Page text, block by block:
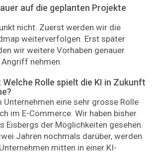
auf die geplanten Projekte
nicht. Zuerst werden wir die
weiterverfolgen. Erst später
wir weitere Vorhaben genauer
nehmen.
Rolle spielt die KI in Zukunft
Unternehmen eine sehr grosse Rolle
im E-Commerce. Wir haben bisher
Eisbergs der Möglichkeiten gesehen.
Jahren nochmals darüber, werden
mitten in einer KI-